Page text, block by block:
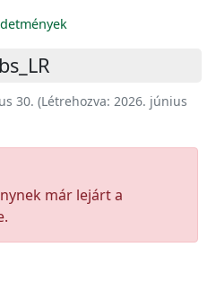
30. (Létrehozva: 2026. június
már lejárt a